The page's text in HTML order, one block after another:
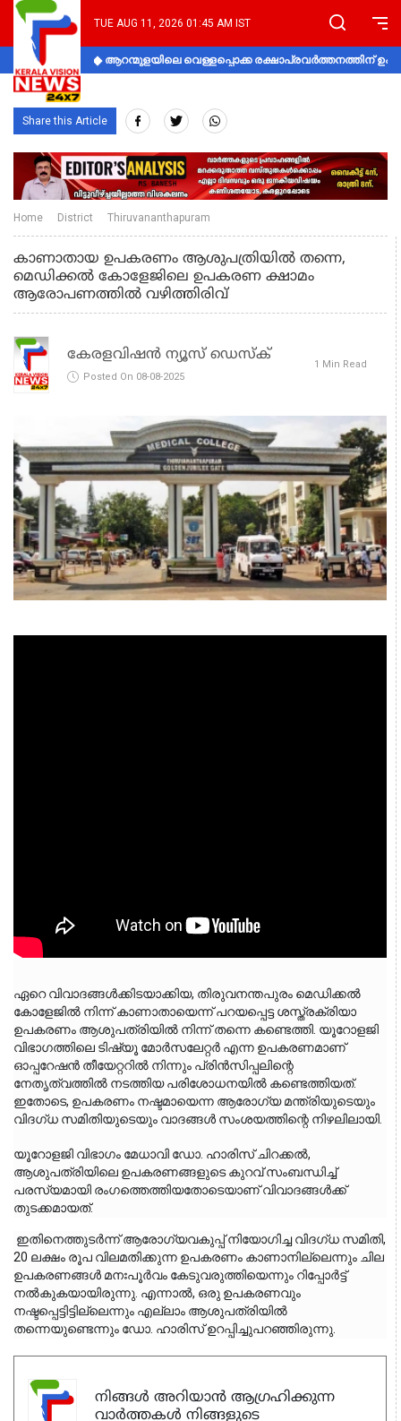
TUE AUG 11, 2026 01:45 AM IST
ആറന്മുളയിലെ വെള്ളപ്പൊക്ക രക്ഷാപ്രവര്‍ത്തനത്തിന്
Share this Article
Home District Thiruvananthapuram
കാണാതായ ഉപകരണം ആശുപത്രിയില്‍ തന്നെ,
മെഡിക്കല്‍ കോളേജിലെ ഉപകരണ ക്ഷാമം
ആരോപണത്തിൽ വഴിത്തിരിവ്‌
കേരളവിഷൻ ന്യൂസ് ഡെസ്‌ക്
Posted On 08-08-2025
1 Min Read
ഏറെ വിവാദങ്ങൾക്കിടയാക്കിയ, തിരുവനന്തപുരം മെഡിക്കൽ
കോളേജിൽ നിന്ന് കാണാതായെന്ന് പറയപ്പെട്ട ശസ്ത്രക്രിയാ
ഉപകരണം ആശുപത്രിയിൽ നിന്ന് തന്നെ കണ്ടെത്തി. യൂറോളജി
വിഭാഗത്തിലെ ടിഷ്യൂ മോർസലേറ്റർ എന്ന ഉപകരണമാണ്
ഓപ്പറേഷൻ തീയേറ്ററിൽ നിന്നും പ്രിൻസിപ്പലിന്റെ
നേതൃത്വത്തിൽ നടത്തിയ പരിശോധനയിൽ കണ്ടെത്തിയത്.
ഇതോടെ, ഉപകരണം നഷ്ടമായെന്ന ആരോഗ്യ മന്ത്രിയുടെയും
വിദഗ്ധ സമിതിയുടെയും വാദങ്ങൾ സംശയത്തിന്റെ നിഴലിലായി.
യൂറോളജി വിഭാഗം മേധാവി ഡോ. ഹാരിസ് ചിറക്കൽ,
ആശുപത്രിയിലെ ഉപകരണങ്ങളുടെ കുറവ് സംബന്ധിച്ച്
പരസ്യമായി രംഗത്തെത്തിയതോടെയാണ് വിവാദങ്ങൾക്ക്
തുടക്കമായത്.
ഇതിനെത്തുടർന്ന് ആരോഗ്യവകുപ്പ് നിയോഗിച്ച വിദഗ്ധ സമിതി,
20 ലക്ഷം രൂപ വിലമതിക്കുന്ന ഉപകരണം കാണാനില്ലെന്നും ചില
ഉപകരണങ്ങൾ മനഃപൂർവം കേടുവരുത്തിയെന്നും റിപ്പോർട്ട്
നൽകുകയായിരുന്നു. എന്നാൽ, ഒരു ഉപകരണവും
നഷ്ടപ്പെട്ടിട്ടില്ലെന്നും എല്ലാം ആശുപത്രിയിൽ
തന്നെയുണ്ടെന്നും ഡോ. ഹാരിസ് ഉറപ്പിച്ചുപറഞ്ഞിരുന്നു.
നിങ്ങൾ അറിയാൻ ആഗ്രഹിക്കുന്ന
വാർത്തകൾ നിങ്ങളുടെ